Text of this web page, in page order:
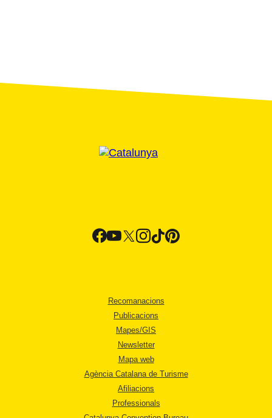
Recomanacions
Publicacions
Mapes/GIS
Newsletter
Mapa web
Agència Catalana de Turisme
Afiliacions
Professionals